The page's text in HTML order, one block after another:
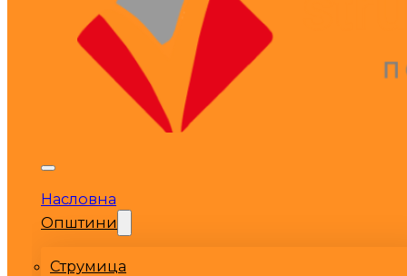
Насловна
Општини
Струмица